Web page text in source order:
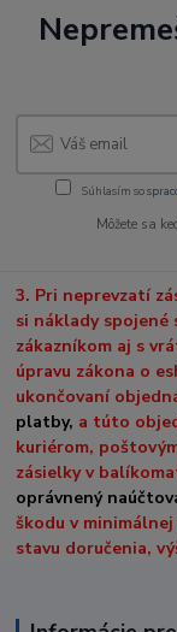
Súhlasím so
Môžete sa
3. Pri neprevzatí
si náklady
zákazníkom aj s
úpravu zákona o
ukončovaní
platby, a túto
kuriérom,
zásielky v
oprávnený
škodu v
stavu doručenia,